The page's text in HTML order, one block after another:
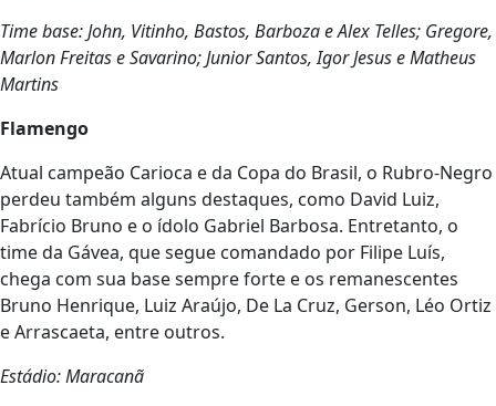
Time base: John, Vitinho, Bastos, Barboza e Alex Telles; Gregore,
Marlon Freitas e Savarino; Junior Santos, Igor Jesus e Matheus
Martins
Flamengo
Atual campeão Carioca e da Copa do Brasil, o Rubro-Negro
perdeu também alguns destaques, como David Luiz,
Fabrício Bruno e o ídolo Gabriel Barbosa. Entretanto, o
time da Gávea, que segue comandado por Filipe Luís,
chega com sua base sempre forte e os remanescentes
Bruno Henrique, Luiz Araújo, De La Cruz, Gerson, Léo Ortiz
e Arrascaeta, entre outros.
Estádio: Maracanã